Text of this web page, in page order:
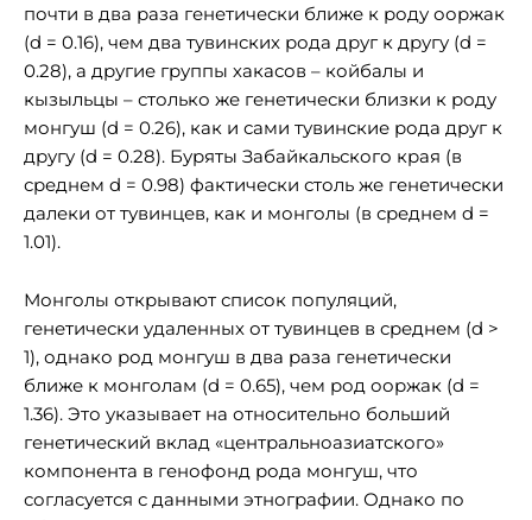
почти в два раза генетически ближе к роду ооржак
(d = 0.16), чем два тувинских рода друг к другу (d =
0.28), а другие группы хакасов – койбалы и
кызыльцы – столько же генетически близки к роду
монгуш (d = 0.26), как и сами тувинские рода друг к
другу (d = 0.28). Буряты Забайкальского края (в
среднем d = 0.98) фактически столь же генетически
далеки от тувинцев, как и монголы (в среднем d =
1.01).
Монголы открывают список популяций,
генетически удаленных от тувинцев в среднем (d >
1), однако род монгуш в два раза генетически
ближе к монголам (d = 0.65), чем род ооржак (d =
1.36). Это указывает на относительно больший
генетический вклад «центральноазиатского»
компонента в генофонд рода монгуш, что
согласуется с данными этнографии. Однако по